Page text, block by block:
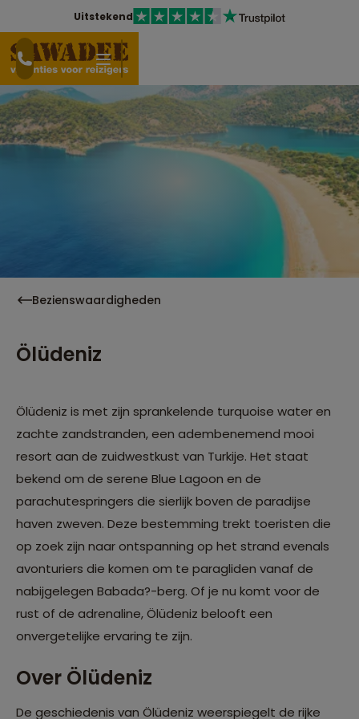
Uitstekend
Bezienswaardigheden
Ölüdeniz
Ölüdeniz is met zijn sprankelende turquoise water en
zachte zandstranden, een adembenemend mooi
resort aan de zuidwestkust van Turkije. Het staat
bekend om de serene Blue Lagoon en de
parachutespringers die sierlijk boven de paradijse
haven zweven. Deze bestemming trekt toeristen die
op zoek zijn naar ontspanning op het strand evenals
avonturiers die komen om te paragliden vanaf de
nabijgelegen Babada?-berg. Of je nu komt voor de
rust of de adrenaline, Ölüdeniz belooft een
onvergetelijke ervaring te zijn.
Over Ölüdeniz
De geschiedenis van Ölüdeniz weerspiegelt de rijke